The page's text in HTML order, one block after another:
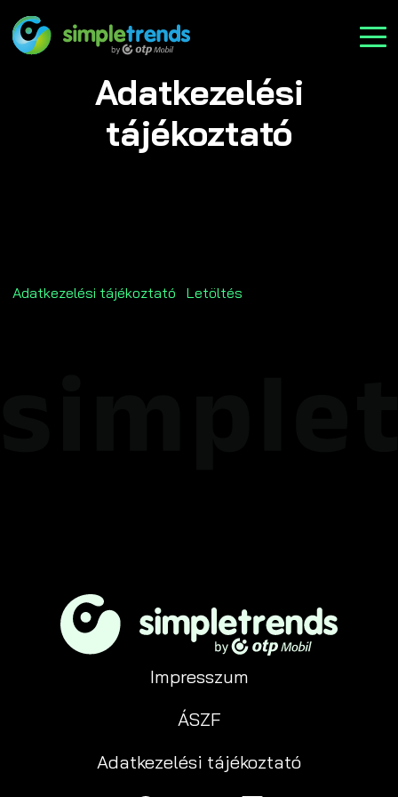
Adatkezelési
tájékoztató
Adatkezelési tájékoztató Letöltés
Impresszum
ÁSZF
Adatkezelési tájékoztató